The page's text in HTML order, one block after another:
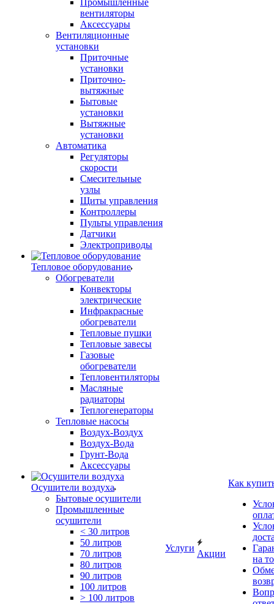
Промышленные
вентиляторы
Аксессуары
Вентиляционные
установки
Приточные
установки
Приточно-
вытяжные
Бытовые
установки
Вытяжные
установки
Автоматика
Регуляторы
скорости
Смесительные
узлы
Щиты управления
Контроллеры
Пульты управления
Датчики
Электроприводы
Тепловое оборудование
Обогреватели
Конвекторы
электрические
Инфракрасные
обогреватели
Тепловые пушки
Тепловые завесы
Газовые
обогреватели
Тепловентиляторы
Масляные
радиаторы
Теплогенераторы
Тепловые насосы
Воздух-Воздух
Воздух-Вода
Грунт-Вода
Аксессуары
Осушители воздуха
Бытовые осушители
Промышленные
осушители
< 30 литров
50 литров
70 литров
80 литров
90 литров
100 литров
> 100 литров
Услуги
Акции
Как
на